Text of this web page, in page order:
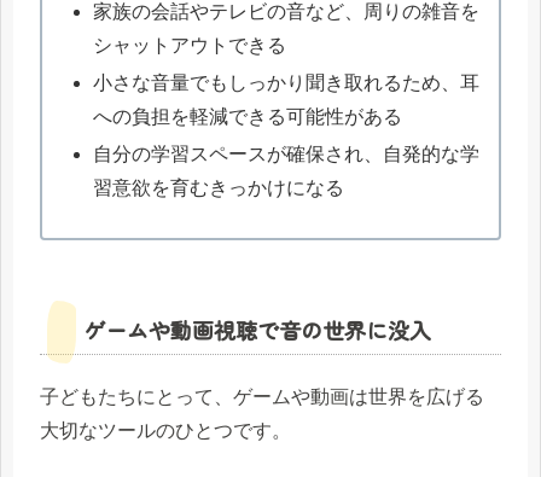
家族の会話やテレビの音など、周りの雑音を
シャットアウトできる
小さな音量でもしっかり聞き取れるため、耳
への負担を軽減できる可能性がある
自分の学習スペースが確保され、自発的な学
習意欲を育むきっかけになる
ゲームや動画視聴で音の世界に没入
子どもたちにとって、ゲームや動画は世界を広げる
大切なツールのひとつです。